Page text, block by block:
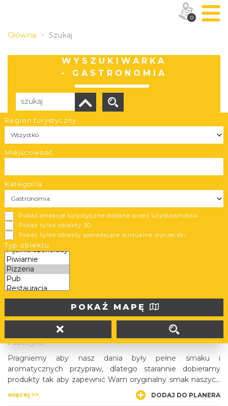
Główna Szukaj
WYSZUKIWARKA
- GASTRONOMIA
Region turystyczny
Miejscowość
Kategoria
Pokaż atrakcje turystyczne dodane przez użytkowników
Pokaż tylko obiekty 3D
Pokaż tylko obiekty posiadające wirtualne wycieczki
Typ obiektu
POKAŻ MAPĘ
Liczba elementów:
Antalya- Doner Kebap
Pszczyna
Antalya- Doner Kebap
więcej >>
Pszczyna
Pragniemy aby nasz dania były pełne smaku i
aromatycznych przypraw, dlatego starannie dobieramy
produkty tak aby zapewnić Wam oryginalny smak naszych
potraw i wyjątkową świeżosć
więcej >> DODAJ DO PLANERA
0